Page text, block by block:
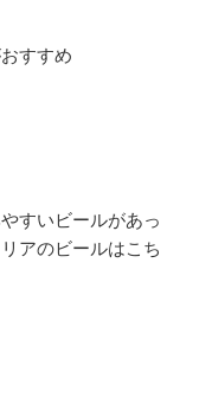
すすめ
すいビールがあっ
アのビールはこち